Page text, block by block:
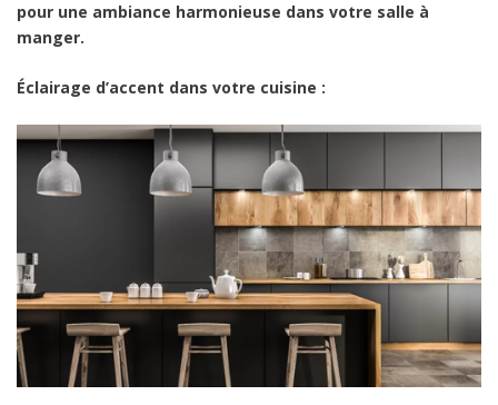
pour une ambiance harmonieuse dans votre salle à
manger.
Éclairage d’accent dans votre cuisine :